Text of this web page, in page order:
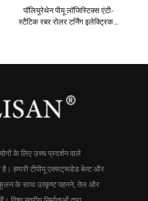
पॉलियुरेथेन पीयू लॉजिस्टिक्स एंटी-
स्टैटिक रबर रोलर टर्निंग इलेक्ट्रिकल
के लिए उच्च प्रदर्शन वाले
है। हमारी टीपीयू एक्सट्रूडेड बेल्ट और
के साथ उत्कृष्ट पहनने, तेल और